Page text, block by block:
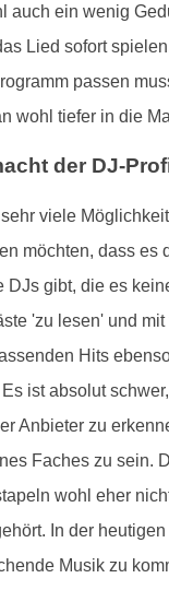
auch ein wenig
Lied sofort
passen
wohl tiefer in die
der DJ-
viele
möchten, dass es
DJs gibt, die es
'zu lesen' und
Hits
ist absolut
Anbieter zu
Faches zu sein.
wohl eher
In der
Musik zu